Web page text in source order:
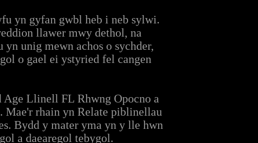
yn gyfan gwbl heb i neb sylwi.
llawer mwy dethol, na
unig mewn achos o sychder,
o gael ei ystyried fel cangen
Llinell FL Rhwng Opocno a
. Mae'r rhain yn Relate piblinellau
Bydd y mater yma yn y lle hwn
a daearegol tebygol.